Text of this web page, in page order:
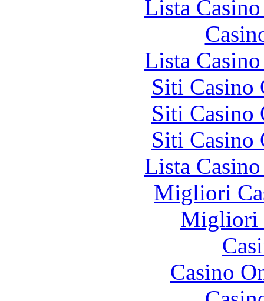
Lista
Lista
Siti Casino
Siti Casino
Siti Casino
Lista
Migliori
Migliori
Casino